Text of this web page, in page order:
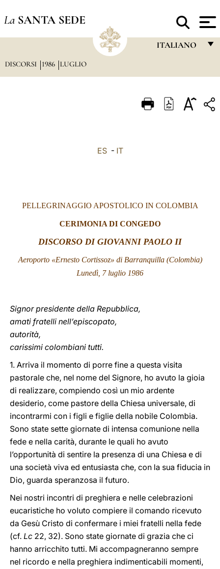
La SANTA SEDE
ITALIANO
ITALIANO
LATINE
DISCORSI 1986 LUGLIO
ES- IT
PELLEGRINAGGIO APOSTOLICO IN COLOMBIA
CERIMONIA DI CONGEDO
DISCORSO DI GIOVANNI PAOLO II
Aeroporto «Ernesto Cortissoz» di Barranquilla (Colombia)
Lunedì, 7 luglio 1986
Signor presidente della Repubblica,
amati fratelli nell’episcopato,
autorità,
carissimi colombiani tutti.
1. Arriva il momento di porre fine a questa visita
pastorale che, nel nome del Signore, ho avuto la gioia
di realizzare, compiendo così un mio ardente
desiderio, come pastore della Chiesa universale, di
incontrarmi con i figli e figlie della nobile Colombia.
Sono state sette giornate di intensa comunione nella
fede e nella carità, durante le quali ho avuto
l’opportunità di sentire la presenza di una Chiesa e di
una società viva ed entusiasta che, con la sua fiducia in
Dio, guarda speranzosa il futuro.
Nei nostri incontri di preghiera e nelle celebrazioni
eucaristiche ho voluto compiere il comando ricevuto
da Gesù Cristo di confermare i miei fratelli nella fede
(cf. Lc 22, 32). Sono state giornate di grazia che ci
hanno arricchito tutti. Mi accompagneranno sempre
nel ricordo e nella preghiera indimenticabili momenti,